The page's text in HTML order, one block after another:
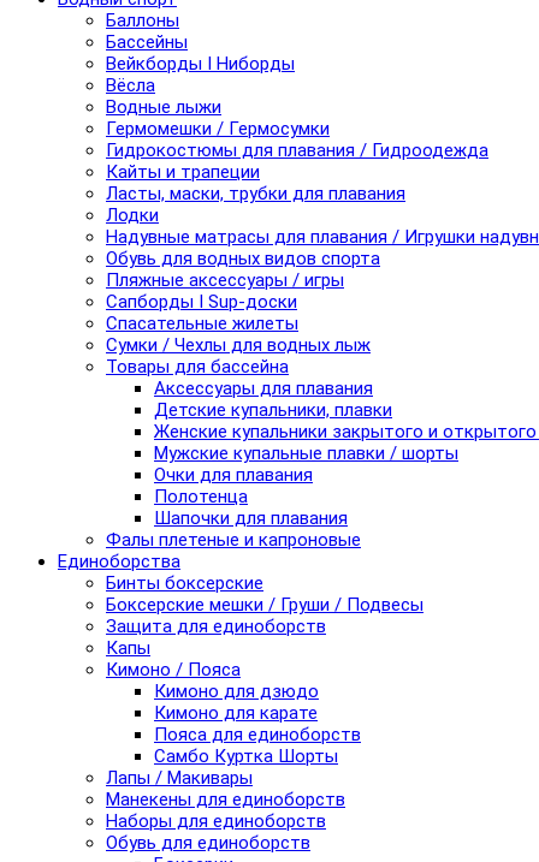
Баллоны
Бассейны
Вейкборды I Ниборды
Вёсла
Водные лыжи
Гермомешки / Гермосумки
Гидрокостюмы для плавания / Гидроодежда
Кайты и трапеции
Ласты, маски, трубки для плавания
Лодки
Надувные матрасы для плавания / Игрушки
Обувь для водных видов спорта
Пляжные аксессуары / игры
Сапборды I Sup-доски
Спасательные жилеты
Сумки / Чехлы для водных лыж
Товары для бассейна
Аксессуары для плавания
Детские купальники, плавки
Женские купальники закрытого и
Мужские купальные плавки / шорты
Очки для плавания
Полотенца
Шапочки для плавания
Фалы плетеные и капроновые
Единоборства
Бинты боксерские
Боксерские мешки / Груши / Подвесы
Защита для единоборств
Капы
Кимоно / Пояса
Кимоно для дзюдо
Кимоно для карате
Пояса для единоборств
Самбо Куртка Шорты
Лапы / Макивары
Манекены для единоборств
Наборы для единоборств
Обувь для единоборств